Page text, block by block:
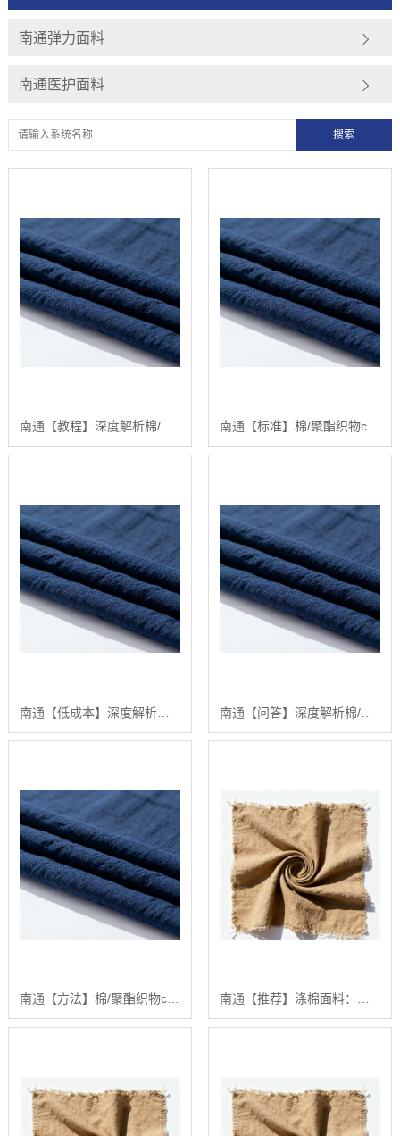
南通弹力面料
南通医护面料
南通【教程】深度解析棉/聚酯织物CVC 60/40：性能优势与应用场景【专业指南】【怎么用?】 南通【标准】棉/聚酯织物cvc 60/40：分步指南【如何优化混纺面料的性能表现】【有什么用?】
南通【低成本】深度解析棉/聚酯织物cvc 60/40：面向高品质面料生产的行业白皮书【全产业链布局与技术优势】【有什么用?】 南通【问答】深度解析棉/聚酯织物CVC 60/40：性能优势与【理想面料选择指南】【怎么做?】
南通【方法】棉/聚酯织物cvc 60/40：从入门到精通的混纺面料处理与应用指南【有哪些?】 南通【推荐】涤棉面料：从入门到精通的质量控制与印染处理技术指南【涤棉面料的常见问题与更佳实践】【怎么做?】